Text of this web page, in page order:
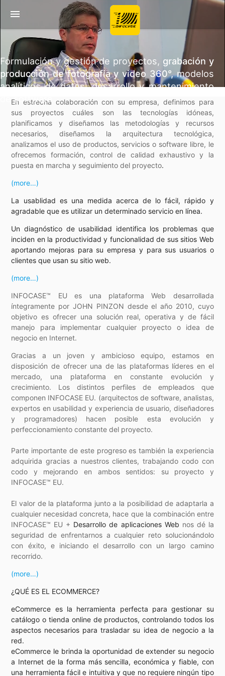
menu
Formulación y gestión de proyectos, grabación y
producción de fotografía y video 360°,modelos
analíticos de datos, desarrollo y mantenimiento
de software.
En estrecha colaboración con su empresa, definimos para
sus proyectos cuáles son las tecnologías idóneas,
planificamos y diseñamos las metodologías y recursos
necesarios, diseñamos la arquitectura tecnológica,
analizamos el uso de productos, servicios o software libre, le
ofrecemos formación, control de calidad exhaustivo y la
puesta en marcha y seguimiento del proyecto.
(more…)
La usablidad es una medida acerca de lo fácil, rápido y
agradable que es utilizar un determinado servicio en línea.
Un diagnóstico de usabilidad identifica los problemas que
inciden en la productividad y funcionalidad de sus sitios Web
aportando mejoras para su empresa y para sus usuarios o
clientes que usan su sitio web.
(more…)
INFOCASE™ EU es una plataforma Web desarrollada
íntegramente por JOHN PINZON desde el año 2010, cuyo
objetivo es ofrecer una solución real, operativa y de fácil
manejo para implementar cualquier proyecto o idea de
negocio en Internet.
Gracias a un joven y ambicioso equipo, estamos en
disposición de ofrecer una de las plataformas líderes en el
mercado, una plataforma en constante evolución y
crecimiento. Los distintos perfiles de empleados que
componen INFOCASE EU. (arquitectos de software, analistas,
expertos en usabilidad y experiencia de usuario, diseñadores
y programadores) hacen posible esta evolución y
perfeccionamiento constante del proyecto.
Parte importante de este progreso es también la experiencia
adquirida gracias a nuestros clientes, trabajando codo con
codo y mejorando en ambos sentidos: su proyecto y
INFOCASE™ EU.
El valor de la plataforma junto a la posibilidad de adaptarla a
cualquier necesidad concreta, hace que la combinación entre
INFOCASE™ EU + Desarrollo de aplicaciones Web nos dé la
seguridad de enfrentarnos a cualquier reto solucionándolo
con éxito, e iniciando el desarrollo con un largo camino
recorrido.
(more…)
¿QUÉ ES EL ECOMMERCE?
eCommerce es la herramienta perfecta para gestionar su
catálogo o tienda online de productos, controlando todos los
aspectos necesarios para trasladar su idea de negocio a la
red.
eCommerce le brinda la oportunidad de extender su negocio
a Internet de la forma más sencilla, económica y fiable, con
una herramienta fácil e intuitiva y que no requiere ningún tipo